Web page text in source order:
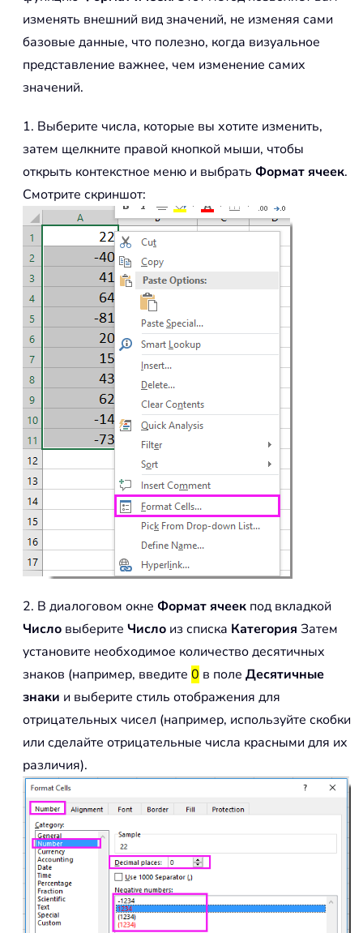
изменять внешний вид значений, не изменяя сами
базовые данные, что полезно, когда визуальное
представление важнее, чем изменение самих
значений.
1. Выберите числа, которые вы хотите изменить,
затем щелкните правой кнопкой мыши, чтобы
открыть контекстное меню и выбрать Формат ячеек.
Смотрите скриншот:
2. В диалоговом окне Формат ячеек под вкладкой
Число выберите Число из списка Категория Затем
установите необходимое количество десятичных
знаков (например, введите 0 в поле Десятичные
знаки и выберите стиль отображения для
отрицательных чисел (например, используйте скобки
или сделайте отрицательные числа красными для их
различия).